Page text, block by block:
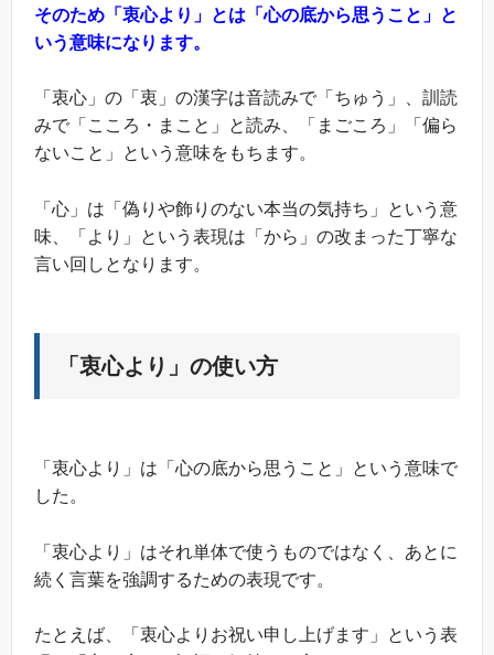
そのため「衷心より」とは「心の底から思うこと」と
いう意味になります。
「衷心」の「衷」の漢字は音読みで「ちゅう」、訓読
みで「こころ・まこと」と読み、「まごころ」「偏ら
ないこと」という意味をもちます。
「心」は「偽りや飾りのない本当の気持ち」という意
味、「より」という表現は「から」の改まった丁寧な
言い回しとなります。
「衷心より」の使い方
「衷心より」は「心の底から思うこと」という意味で
した。
「衷心より」はそれ単体で使うものではなく、あとに
続く言葉を強調するための表現です。
たとえば、「衷心よりお祝い申し上げます」という表